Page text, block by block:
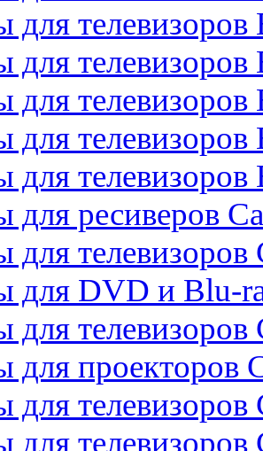
для телевизоров
для телевизоров
для телевизоров
для телевизоров
для телевизоров
для ресиверов
для телевизоров
для DVD и Blu-
для телевизоров
для проекторов
для телевизоров
для телевизоров